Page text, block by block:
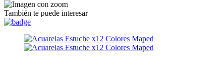
También te puede interesar